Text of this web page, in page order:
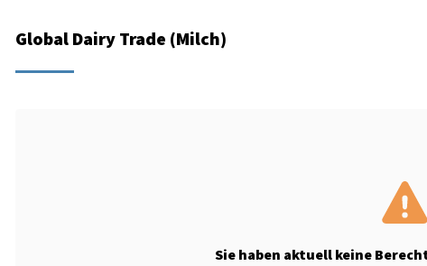
Global Dairy Trade (Milch)
Sie haben aktuell keine